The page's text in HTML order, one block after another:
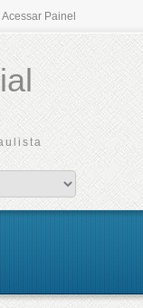
Acessar Painel